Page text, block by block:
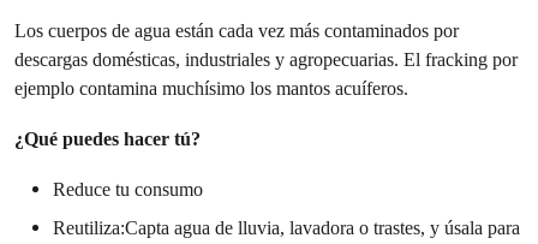
Los cuerpos de agua están cada vez más contaminados por
descargas domésticas, industriales y agropecuarias. El fracking por
ejemplo contamina muchísimo los mantos acuíferos.
¿Qué puedes hacer tú?
Reduce tu consumo
Reutiliza:Capta agua de lluvia, lavadora o trastes, y úsala para